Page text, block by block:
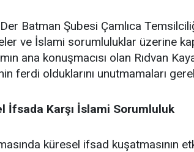
Batman Şubesi Çamlıca
ve İslami sorumluluklar üzerine
ana konuşmacısı olan Rıdvan
ferdi olduklarını unutmamaları
İfsada Karşı İslami Sorumluluk
küresel ifsad kuşatmasının